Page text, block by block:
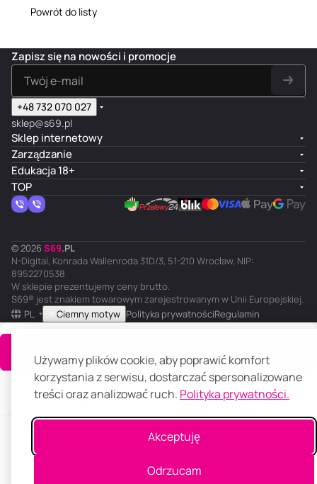
Używamy plików cookie, aby poprawić komfort
korzystania z serwisu, dostarczać spersonalizowane
treści oraz analizować ruch. Polityka prywatności.
Akceptuję
Odrzucam
Powrót do listy
Do koszyka
Panel klienta
Zapisz się na nowości i promocje
+48 732 070 027
sklep@s69.pl
Sklep internetowy
Zarządzanie
Edukacja 18+
TOP
© 2026 S69.PL
N-Digital, Konrada Wallenroda 31D/3, 51-210 Wrocław, NIP:
8952270538
W sklepie prezentujemy ceny brutto.
S69® jest znakiem towarowym zarejestrowanym w Unii Europejskiej.
PL
Ciemny motyw Polityka prywatnościRegulamin